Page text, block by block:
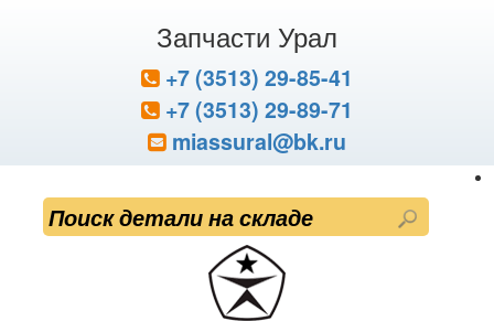
Запчасти Урал
+7 (3513) 29-85-41
+7 (3513) 29-89-71
miassural@bk.ru